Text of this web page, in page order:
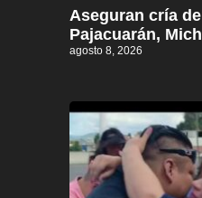
Aseguran cría
Pajacuarán,
agosto 8, 2026